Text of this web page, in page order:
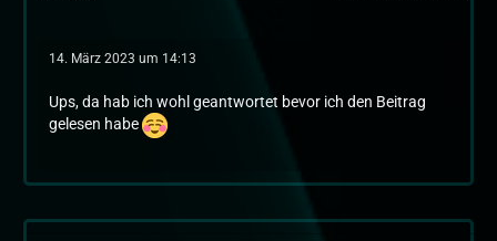
14. März 2023 um 14:13
Ups, da hab ich wohl geantwortet bevor ich den Beitrag
gelesen habe